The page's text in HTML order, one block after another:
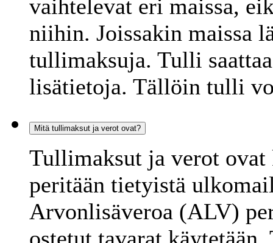
vaihtelevat eri maissa,
niihin. Joissakin maissa
tullimaksuja. Tulli
lisätietoja. Tällöin tulli
Mitä tullimaksut ja verot ovat?
Tullimaksut ja verot
peritään tietyistä
Arvonlisäveroa (ALV)